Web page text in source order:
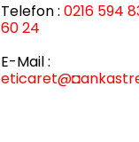
Telefon : 0216 594
60 24
E-Mail :
eticaret